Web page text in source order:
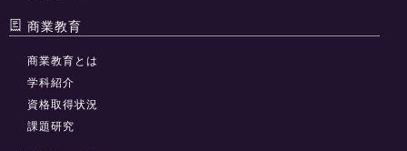
商業教育
商業教育とは
学科紹介
資格取得状況
課題研究